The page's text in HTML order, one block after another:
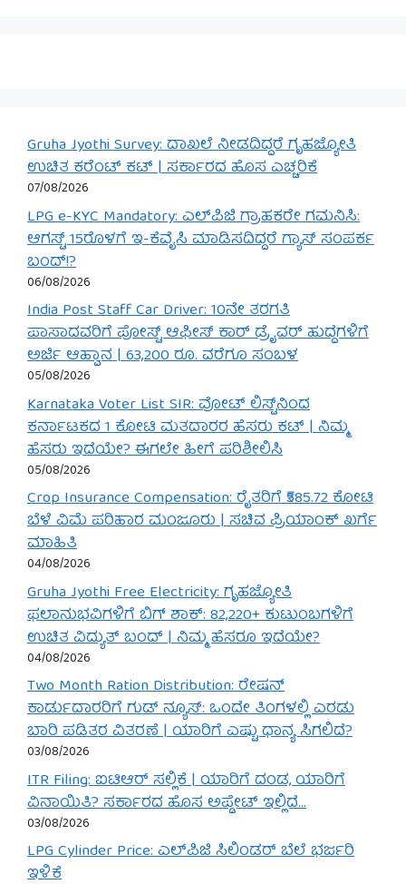
Gruha Jyothi Survey: ದಾಖಲೆ ನೀಡದಿದ್ದರೆ ಗೃಹಜ್ಯೋತಿ
ಉಚಿತ ಕರೆಂಟ್ ಕಟ್ | ಸರ್ಕಾರದ ಹೊಸ ಎಚ್ಚರಿಕೆ
07/08/2026
LPG e-KYC Mandatory: ಎಲ್‌ಪಿಜಿ ಗ್ರಾಹಕರೇ ಗಮನಿಸಿ:
ಆಗಸ್ಟ್ 15ರೊಳಗೆ ಇ-ಕೆವೈಸಿ ಮಾಡಿಸದಿದ್ದರೆ ಗ್ಯಾಸ್ ಸಂಪರ್ಕ
ಬಂದ್!?
06/08/2026
India Post Staff Car Driver: 10ನೇ ತರಗತಿ
ಪಾಸಾದವರಿಗೆ ಪೋಸ್ಟ್ ಆಫೀಸ್ ಕಾರ್ ಡ್ರೈವರ್ ಹುದ್ದೆಗಳಿಗೆ
ಅರ್ಜಿ ಆಹ್ವಾನ | 63,200 ರೂ. ವರೆಗೂ ಸಂಬಳ
05/08/2026
Karnataka Voter List SIR: ವೋಟ್ ಲಿಸ್ಟ್‌ನಿಂದ
ಕರ್ನಾಟಕದ 1 ಕೋಟಿ ಮತದಾರರ ಹೆಸರು ಕಟ್ | ನಿಮ್ಮ
ಹೆಸರು ಇದೆಯೇ? ಈಗಲೇ ಹೀಗೆ ಪರಿಶೀಲಿಸಿ
05/08/2026
Crop Insurance Compensation: ರೈತರಿಗೆ ₹585.72 ಕೋಟಿ
ಬೆಳೆ ವಿಮೆ ಪರಿಹಾರ ಮಂಜೂರು | ಸಚಿವ ಪ್ರಿಯಾಂಕ್ ಖರ್ಗೆ
ಮಾಹಿತಿ
04/08/2026
Gruha Jyothi Free Electricity: ಗೃಹಜ್ಯೋತಿ
ಫಲಾನುಭವಿಗಳಿಗೆ ಬಿಗ್ ಶಾಕ್: 82,220+ ಕುಟುಂಬಗಳಿಗೆ
ಉಚಿತ ವಿದ್ಯುತ್ ಬಂದ್ | ನಿಮ್ಮ ಹೆಸರೂ ಇದೆಯೇ?
04/08/2026
Two Month Ration Distribution: ರೇಷನ್
ಕಾರ್ಡುದಾರರಿಗೆ ಗುಡ್ ನ್ಯೂಸ್: ಒಂದೇ ತಿಂಗಳಲ್ಲಿ ಎರಡು
ಬಾರಿ ಪಡಿತರ ವಿತರಣೆ | ಯಾರಿಗೆ ಎಷ್ಟು ಧಾನ್ಯ ಸಿಗಲಿದೆ?
03/08/2026
ITR Filing: ಐಟಿಆರ್ ಸಲ್ಲಿಕೆ | ಯಾರಿಗೆ ದಂಡ, ಯಾರಿಗೆ
ವಿನಾಯಿತಿ? ಸರ್ಕಾರದ ಹೊಸ ಅಪ್ಡೇಟ್ ಇಲ್ಲಿದೆ…
03/08/2026
LPG Cylinder Price: ಎಲ್‌ಪಿಜಿ ಸಿಲಿಂಡರ್ ಬೆಲೆ ಭರ್ಜರಿ
ಇಳಿಕೆ